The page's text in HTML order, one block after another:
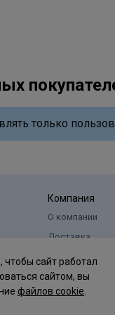
только
Компания
О компании
Доставка
Реквизиты
сайт работал
сайтом, вы
файлов cookie